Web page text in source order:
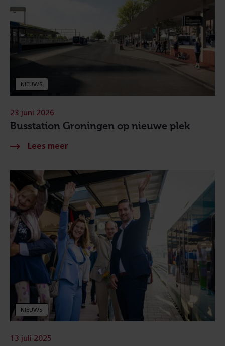
NIEUWS
Busstation Groningen op nieuwe plek
23 juni 2026
NIEUWS
13 juli 2025